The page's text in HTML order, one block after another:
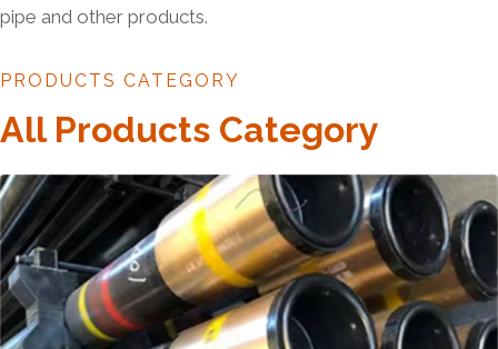
pipe and other products.
PRODUCTS CATEGORY
All Products Category